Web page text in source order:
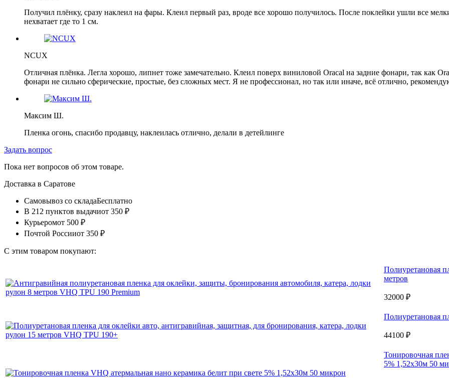
Получил плёнку, сразу наклеил на фары. Клеил первый раз, вроде все хорошо получилось. После поклейки ушли все
нехватает где то 1 см.
NCUX
Отличная плёнка. Легла хорошо, липнет тоже замечательно. Клеил поверх виниловой Oracal на задние фонари, так как
фонари не сильно сферические, простые, без сложных мест. Я не профессионал, но так или иначе, всё отлично,
Максим Ш.
Пленка огонь, спасибо продавцу, наклеилась отлично, делали в детейлинге
Задать вопрос
Пока нет вопросов об этом товаре.
Доставка в Саратове
Самовывоз со складаБесплатно
В 212 пунктов выдачиот 350 ₽
Курьеромот 500 ₽
Почтой Россииот 350 ₽
С этим товаром покупают:
Полиуретановая
метров
32000 ₽
Полиуретановая
44100 ₽
Тонировочная
5% 1,52x30м 50